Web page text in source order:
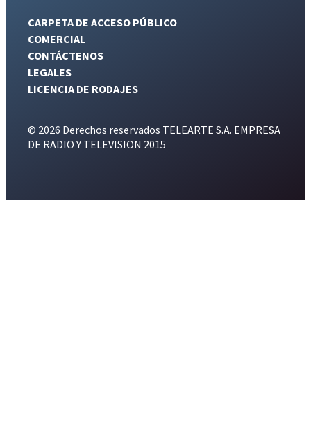
CARPETA DE ACCESO PÚBLICO
COMERCIAL
CONTÁCTENOS
LEGALES
LICENCIA DE RODAJES
© 2026 Derechos reservados TELEARTE S.A. EMPRESA
DE RADIO Y TELEVISION 2015